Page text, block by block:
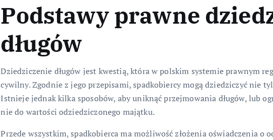
Podstawy prawne
długów
Dziedziczenie długów jest kwestią, która w polskim systemie prawnym
cywilny. Zgodnie z jego przepisami, spadkobiercy mogą dziedziczyć nie
Istnieje jednak kilka sposobów, aby uniknąć przejmowania długów, lub
nie do wartości odziedziczonego majątku.
Przede wszystkim, spadkobierca ma możliwość złożenia oświadczenia o